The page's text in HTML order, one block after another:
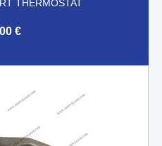
THERMOSTAT
€